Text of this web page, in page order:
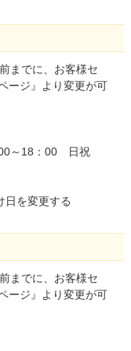
までに、お客様セ
ージ』より変更が可
～18：00 日祝
日を変更する
までに、お客様セ
ージ』より変更が可